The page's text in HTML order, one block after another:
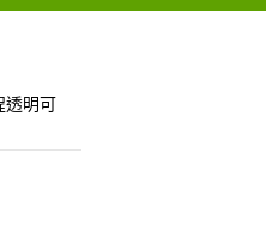
透明可